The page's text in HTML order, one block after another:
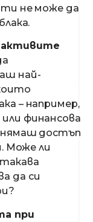
ти не може да
активите
най-
– например,
финансова
нямаш достъп
Може ли
да си
при